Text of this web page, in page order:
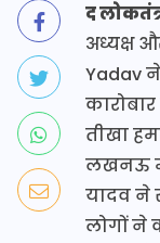
द
अध्यक्ष
Yadav
तीखा
लखनऊ में
यादव ने
लोगों ने